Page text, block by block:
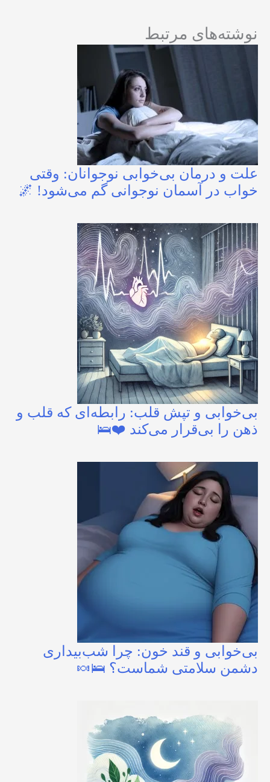
نوشته‌های مرتبط
علت و درمان بی‌خوابی نوجوانان: وقتی
خواب در آسمان نوجوانی گم می‌شود! 🌌
بی‌خوابی و تپش قلب: رابطه‌ای که قلب و
ذهن را بی‌قرار می‌کند ❤️🛌
بی‌خوابی و قند خون: چرا شب‌بیداری
دشمن سلامتی شماست؟ 🛌🍬